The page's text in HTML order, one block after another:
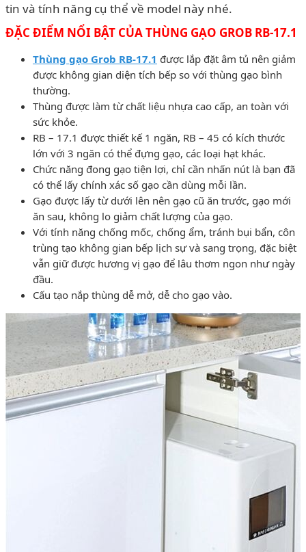
tin và tính năng cụ thể về model này nhé.
ĐẶC ĐIỂM NỔI BẬT CỦA THÙNG GẠO GROB RB-17.1
Thùng gạo Grob RB-17.1 được lắp đặt âm tủ nên giảm
được không gian diện tích bếp so với thùng gạo bình
thường.
Thùng được làm từ chất liệu nhựa cao cấp, an toàn với
sức khỏe.
RB – 17.1 được thiết kế 1 ngăn, RB – 45 có kích thước
lớn với 3 ngăn có thể đựng gạo, các loại hạt khác.
Chức năng đong gạo tiện lợi, chỉ cần nhấn nút là bạn đã
có thể lấy chính xác số gạo cần dùng mỗi lần.
Gạo được lấy từ dưới lên nên gạo cũ ăn trước, gạo mới
ăn sau, không lo giảm chất lượng của gạo.
Với tính năng chống mốc, chống ẩm, tránh bụi bẩn, côn
trùng tạo không gian bếp lịch sự và sang trọng, đặc biệt
vẫn giữ được hương vị gạo để lâu thơm ngon như ngày
đầu.
Cấu tạo nắp thùng dễ mở, dễ cho gạo vào.